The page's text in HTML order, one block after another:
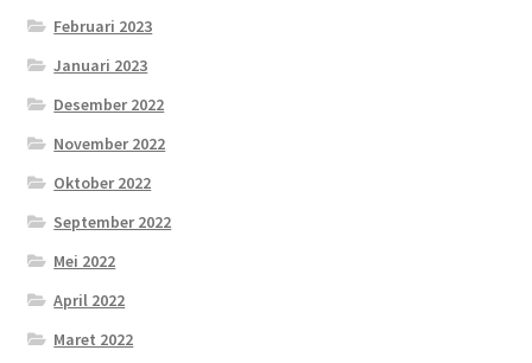
Februari 2023
Januari 2023
Desember 2022
November 2022
Oktober 2022
September 2022
Mei 2022
April 2022
Maret 2022